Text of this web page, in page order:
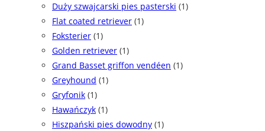
Duży szwajcarski pies pasterski (1)
Flat coated retriever (1)
Foksterier (1)
Golden retriever (1)
Grand Basset griffon vendéen (1)
Greyhound (1)
Gryfonik (1)
Hawańczyk (1)
Hiszpański pies dowodny (1)